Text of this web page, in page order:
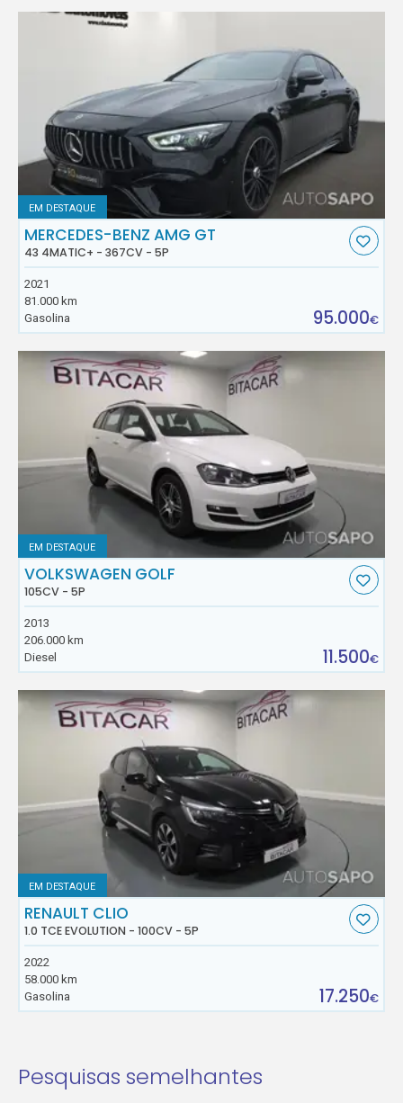
EM DESTAQUE
MERCEDES-BENZ AMG GT
43 4MATIC+ - 367CV - 5P
2021
81.000 km
Gasolina
95.000€
EM DESTAQUE
VOLKSWAGEN GOLF
105CV - 5P
2013
206.000 km
Diesel
11.500€
EM DESTAQUE
RENAULT CLIO
1.0 TCE EVOLUTION - 100CV - 5P
2022
58.000 km
Gasolina
17.250€
Pesquisas semelhantes